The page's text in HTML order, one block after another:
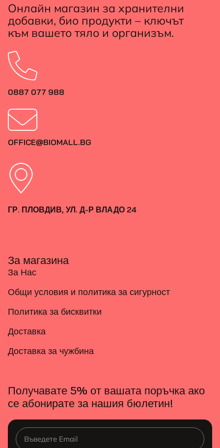
Онлайн магазин за хранителни
добавки, био продукти – ключът
към вашето тяло и организъм.
0887 077 988
OFFICE@BIOMALL.BG
ГР. ПЛОВДИВ, УЛ. Д-Р ВЛАДО 24
За магазина
За Нас
Общи условия и политика за сигурност
Политика за бисквитки
Доставка
Доставка за чужбина
Получавате 5% от вашата поръчка ако
се абонирате за нашия бюлетин!